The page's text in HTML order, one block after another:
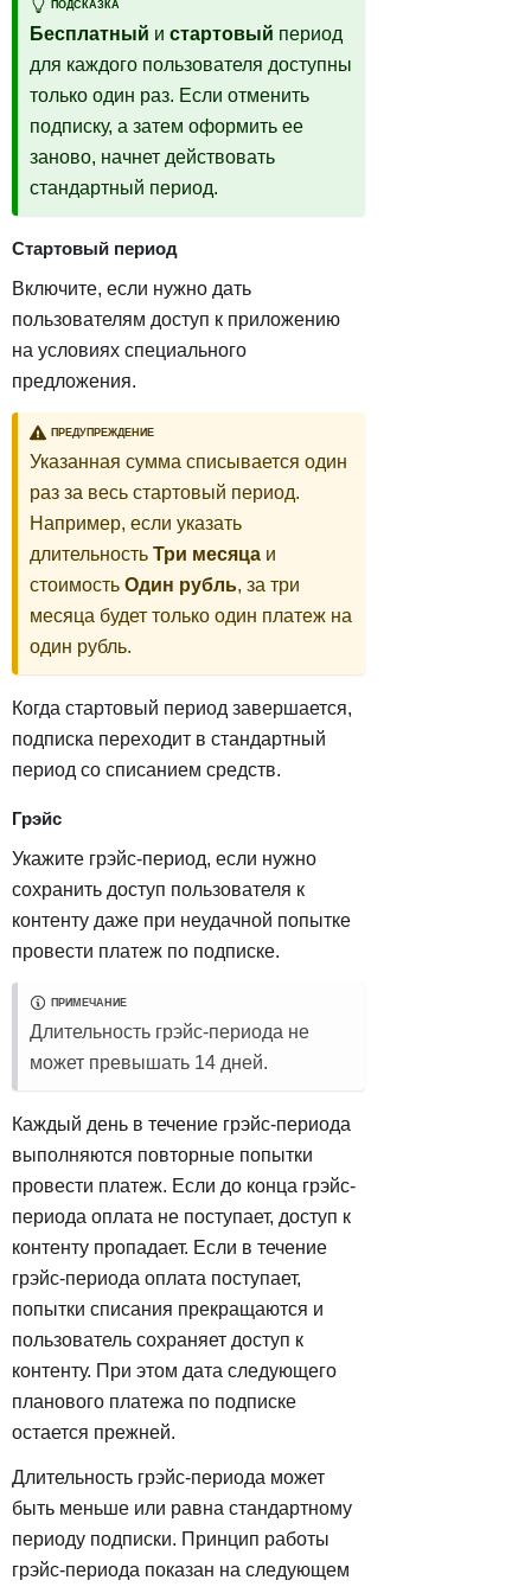
ПОДСКАЗКА
Бесплатный и стартовый период
для каждого пользователя доступны
только один раз. Если отменить
подписку, а затем оформить ее
заново, начнет действовать
стандартный период.
Стартовый период
Включите, если нужно дать
пользователям доступ к приложению
на условиях специального
предложения.
ПРЕДУПРЕЖДЕНИЕ
Указанная сумма списывается один
раз за весь стартовый период.
Например, если указать
длительность Три месяца и
стоимость Один рубль, за три
месяца будет только один платеж на
один рубль.
Когда стартовый период завершается,
подписка переходит в стандартный
период со списанием средств.
Грэйс
Укажите грэйс-период, если нужно
сохранить доступ пользователя к
контенту даже при неудачной попытке
провести платеж по подписке.
ПРИМЕЧАНИЕ
Длительность грэйс-периода не
может превышать 14 дней.
Каждый день в течение грэйс-периода
выполняются повторные попытки
провести платеж. Если до конца грэйс-
периода оплата не поступает, доступ к
контенту пропадает. Если в течение
грэйс-периода оплата поступает,
попытки списания прекращаются и
пользователь сохраняет доступ к
контенту. При этом дата следующего
планового платежа по подписке
остается прежней.
Длительность грэйс-периода может
быть меньше или равна стандартному
периоду подписки. Принцип работы
грэйс-периода показан на следующем